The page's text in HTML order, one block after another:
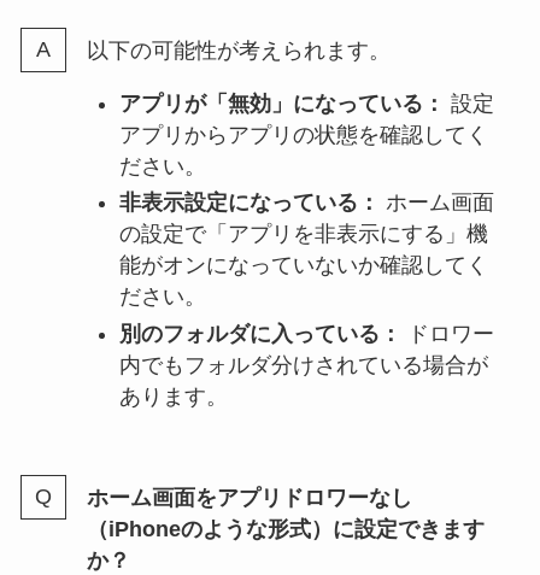
以下の可能性が考えられます。
アプリが「無効」になっている： 設定
アプリからアプリの状態を確認してく
ださい。
非表示設定になっている：
ホーム画面
の設定で「アプリを非表示にする」機
能がオンになっていないか確認してく
ださい。
別のフォルダに入っている：
ドロワー
内でもフォルダ分けされている場合が
あります。
ホーム画面をアプリドロワーなし
（iPhoneのような形式）に設定できます
か？